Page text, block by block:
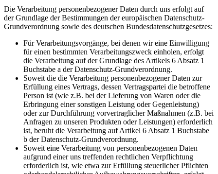
Die Verarbeitung personenbezogener Daten durch uns erfolgt auf
der Grundlage der Bestimmungen der europäischen Datenschutz-
Grundverordnung sowie des deutschen Bundesdatenschutzgesetzes:
Für Verarbeitungsvorgänge, bei denen wir eine Einwilligung
für einen bestimmten Verarbeitungszweck einholen, erfolgt
die Verarbeitung auf der Grundlage des Artikels 6 Absatz 1
Buchstabe a der Datenschutz-Grundverordnung.
Soweit die die Verarbeitung personenbezogener Daten zur
Erfüllung eines Vertrags, dessen Vertragspartei die betroffene
Person ist (wie z.B. bei der Lieferung von Waren oder die
Erbringung einer sonstigen Leistung oder Gegenleistung)
oder zur Durchführung vorvertraglicher Maßnahmen (z.B. bei
Anfragen zu unseren Produkten oder Leistungen) erforderlich
ist, beruht die Verarbeitung auf Artikel 6 Absatz 1 Buchstabe
b der Datenschutz-Grundverordnung.
Soweit eine Verarbeitung von personenbezogenen Daten
aufgrund einer uns treffenden rechtlichen Verpflichtung
erforderlich ist, wie etwa zur Erfüllung steuerlicher Pflichten